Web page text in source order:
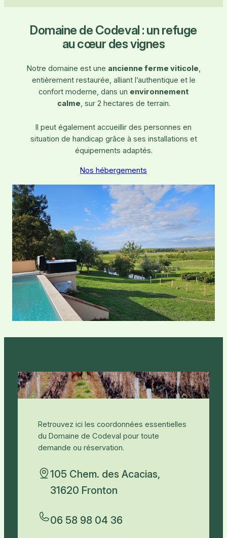
Domaine de Codeval : un refuge
au cœur des vignes
Notre domaine est une ancienne ferme viticole,
entièrement restaurée, alliant l’authentique et le
confort moderne, dans un environnement
calme, sur 2 hectares de terrain.
Il peut également accueillir des personnes en
situation de handicap grâce à ses installations et
équipements adaptés.
Nos hébergements
Retrouvez ici les coordonnées essentielles
du Domaine de Codeval pour toute
demande ou réservation.
105 Chem. des Acacias,
31620 Fronton
06 58 98 04 36